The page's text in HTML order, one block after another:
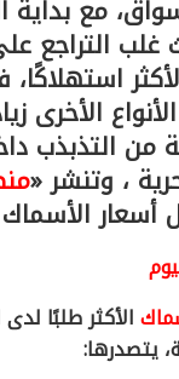
مع بداية
غلب التراجع
الأخرى
من التذبذب
، وتنشر «
أسعار
الأكثر طلبًا
يتصدرها: